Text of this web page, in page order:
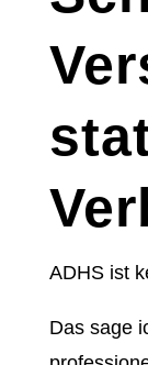
ADHS ist
Das sage